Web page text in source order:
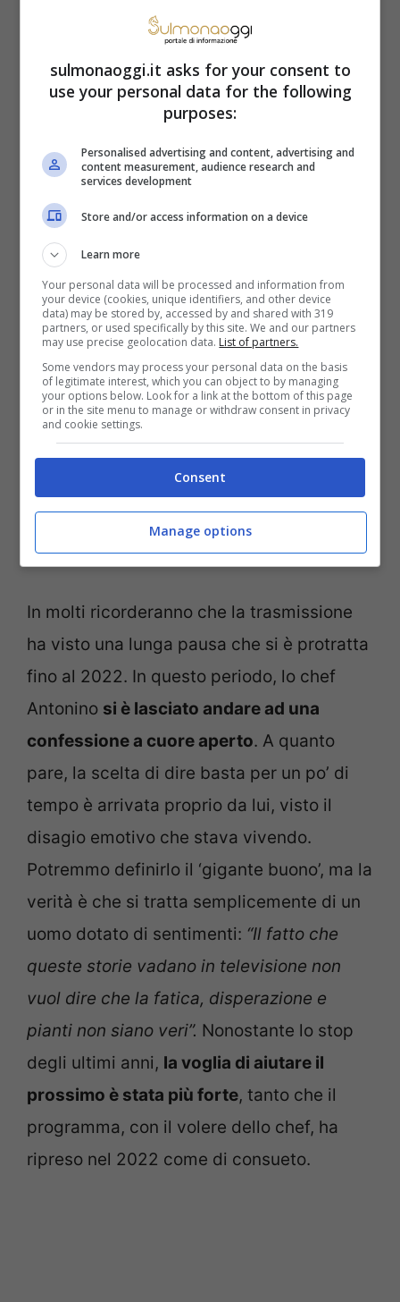
per la finzione come molti pensano, le
schermo, dove gli stessi titolari si mettono
a ‘nudo’, di fronte a milioni di telespettatori.
Tuttavia, in un contesto del genere,lo
stesso Cannavacciuolo ha ammesso di
provare dei sentimenti che in passato
l’hanno portato ad uno stop.
Cannavacciuolo e il retroscena di Cucine da Incubo
(credit: IG @cucinedaincubo) -sulmonaoggi.it
In molti ricorderanno che la trasmissione
ha visto una lunga pausa che si è protratta
fino al 2022. In questo periodo, lo chef
Antonino si è lasciato andare ad una
confessione a cuore aperto. A quanto
pare, la scelta di dire basta per un po’ di
tempo è arrivata proprio da lui, visto il
disagio emotivo che stava vivendo.
Potremmo definirlo il ‘gigante buono’, ma la
verità è che si tratta semplicemente di un
uomo dotato di sentimenti: “Il fatto che
queste storie vadano in televisione non
vuol dire che la fatica, disperazione e
pianti non siano veri”. Nonostante lo stop
degli ultimi anni, la voglia di aiutare il
prossimo è stata più forte, tanto che il
programma, con il volere dello chef, ha
ripreso nel 2022 come di consueto.
sulmonaoggi.it asks for your consent to
use your personal data for the following
purposes:
Personalised advertising and content, advertising and
content measurement, audience research and
services development
Store and/or access information on a device
Learn more
Your personal data will be processed and information from
your device (cookies, unique identifiers, and other device
data) may be stored by, accessed by and shared with 319
partners, or used specifically by this site. We and our partners
may use precise geolocation data. List of partners.
Some vendors may process your personal data on the basis
of legitimate interest, which you can object to by managing
your options below. Look for a link at the bottom of this page
or in the site menu to manage or withdraw consent in privacy
and cookie settings.
Consent
Manage options